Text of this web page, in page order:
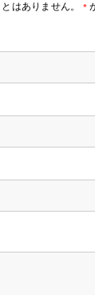
はありません。 *